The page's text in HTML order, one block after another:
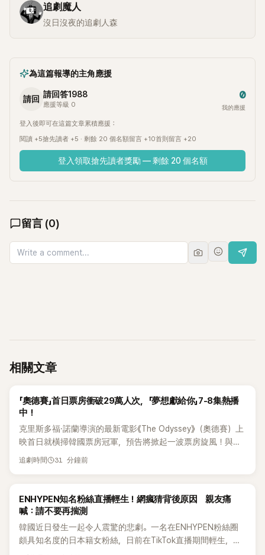
追劇魔人
沒日沒夜的追劇人森
為這篇報導的主角應援
請回 請回答1988
應援等級 0
0
我的應援
登入後即可在這篇文章累積應援：
閱讀 +5搶先讀者 +5 · 剩餘 20 個名額留言 +10首則留言 +20
登入領取搶先讀者獎勵 — 剩餘 20 個名額
留言 (0)
相關文章
K-DRAMA
「奧德賽」首日票房衝破29萬人次，「夢想獻給你」7-8集熱播
中！
克里斯多福·諾蘭導演的最新電影《The Odyssey》（奧德賽）上
映首日就橫掃韓國票房冠軍，預告將掀起一波票房旋風！與此
同時，電視劇《Dream to You》（夢想獻給你）則以主角們日益
當天，就吸引了高達29萬1,359名觀眾入場，以壓倒性的成績
拿下票房冠軍！這個數字佔了總體票券銷售的44.8%，絕對是
報》報導，包括莎莉·賽隆（Charlize Theron）、克里斯多福·諾
蘭（Christopher No
追劇時間 31 分鐘前
K-POP
ENHYPEN知名粉絲直播輕生！網瘋猜背後原因 親友痛
喊：請不要再揣測
韓國近日發生一起令人震驚的悲劇。一名在ENHYPEN粉絲圈
頗具知名度的日本籍女粉絲，日前在TikTok直播期間輕生，最